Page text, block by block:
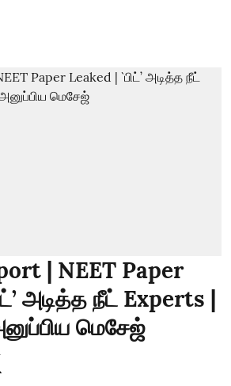
| NEET Paper
அடித்த நீட் Experts |
மெசேஜ்